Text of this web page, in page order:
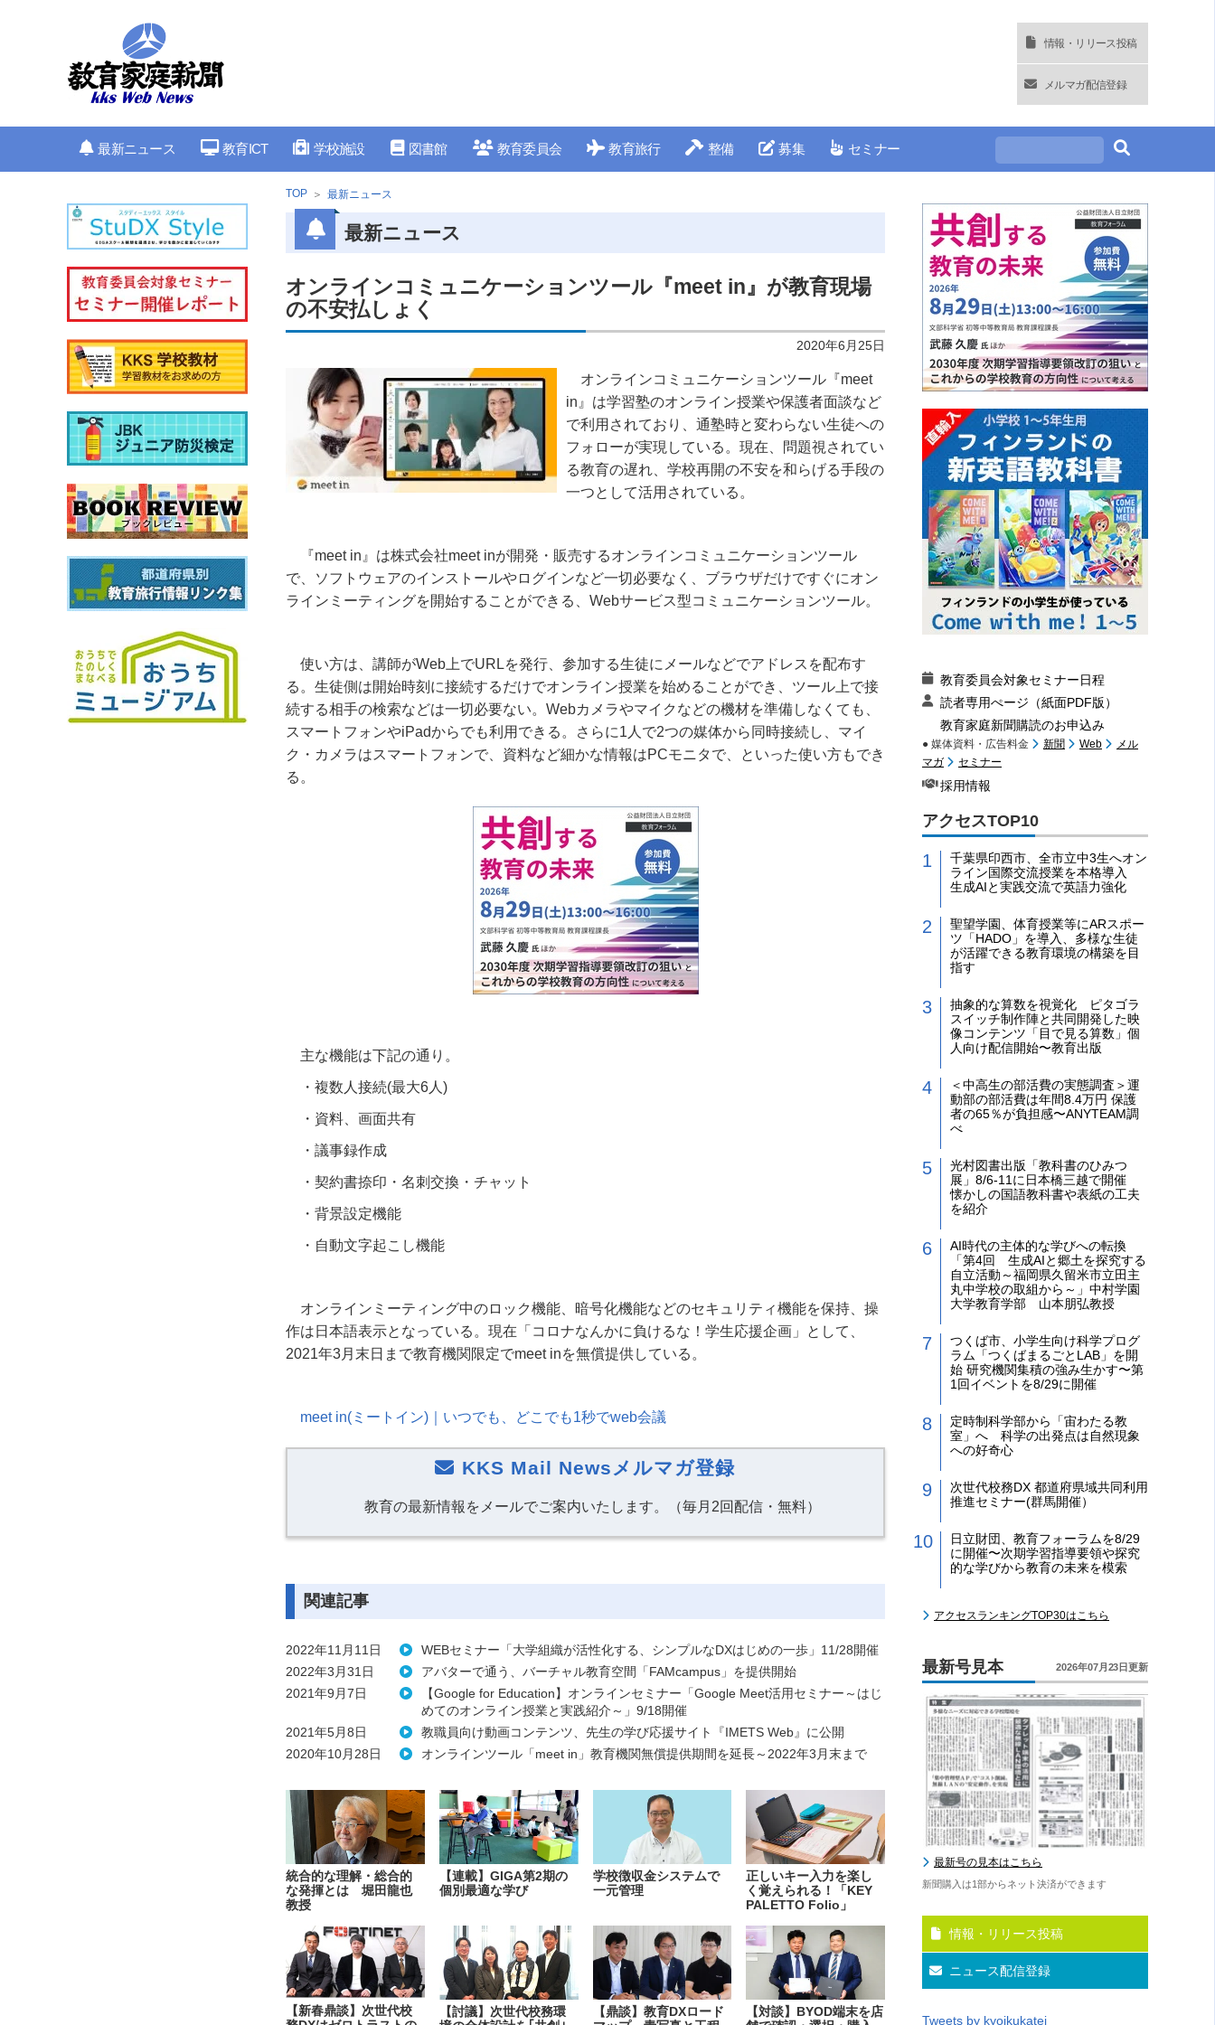
情報・リリース投稿
メルマガ配信登録
最新ニュース 教育ICT 学校施設 図書館 教育委員会 教育旅行 整備 募集 セミナー
TOP 最新ニュース
最新ニュース
オンラインコミュニケーションツール『meet in』が教育現場
の不安払しょく
2020年6月25日
オンラインコミュニケーションツール『meet
in 』は学習塾のオンライン授業や保護者面談など
で利用されており、通塾時と変わらない生徒への
フォローが実現している。現在、問題視されてい
る教育の遅れ、学校再開の不安を和らげる手段の
一つとして活用されている。
『meet in 』は株式会社meet inが開発・販売するオンラインコミュニケーションツール
で、ソフトウェアのインストールやログインなど一切必要なく、ブラウザだけですぐにオン
ラインミーティングを開始することができる、 Webサービス型コミュニケーションツール。
使い方は、講師がWeb 上でURLを発行、参加する生徒にメールなどでアドレスを配布す
る。生徒側は開始時刻に接続するだけでオンライン授業を始めることができ、ツール上で接
続する相手の検索などは一切必要ない。 Webカメラやマイクなどの機材を準備しなくても、
スマートフォンやiPadからでも利用できる。さらに1 人で2つの媒体から同時接続し、マイ
ク・カメラはスマートフォンで、資料など細かな情報はPCモニタで、といった使い方もでき
る。
主な機能は下記の通り。
・複数人接続(最大6 人 )
・資料、画面共有
・議事録作成
・契約書捺印・名刺交換・チャット
・背景設定機能
・自動文字起こし機能
オンラインミーティング中のロック機能、暗号化機能などのセキュリティ機能を保持、操
作は日本語表示となっている。現在「コロナなんかに負けるな！学生応援企画」として、
2021年3月末日まで教育機関限定でmeet inを無償提供している。
meet in(ミートイン) ｜いつでも、どこでも1秒でweb会議
KKS Mail Newsメルマガ登録
教育の最新情報をメールでご案内いたします。（毎月2回配信・無料）
関連記事
2022年11月11日
WEBセミナー「大学組織が活性化する、シンプルなDXはじめの一歩」11/28開催
2022年3月31日
アバターで通う、バーチャル教育空間「FAMcampus」を提供開始
2021年9月7日
【Google for Education】オンラインセミナー「Google Meet活用セミナー～はじ
めてのオンライン授業と実践紹介～」9/18開催
2021年5月8日
教職員向け動画コンテンツ、先生の学び応援サイト『IMETS Web』に公開
2020年10月28日
オンラインツール「meet in」教育機関無償提供期間を延長～2022年3月末まで
統合的な理解・総合的
な発揮とは 堀田龍也
教授
【連載】GIGA第2期の
個別最適な学び
学校徴収金システムで
一元管理
正しいキー入力を楽し
く覚えられる！「KEY
PALETTO Folio」
【新春鼎談】次世代校
【討議】次世代校務環
【鼎談】教育DXロード
【対談】BYOD端末を店
教育委員会対象セミナー日程
読者専用ぺージ（紙面PDF版）
教育家庭新聞購読のお申込み
● 媒体資料・広告料金 新聞 Web
メル
マガ
セミナー
採用情報
アクセスTOP10
千葉県印西市、全市立中3生へオン
ライン国際交流授業を本格導入
生成AIと実践交流で英語力強化
聖望学園、体育授業等にARスポー
ツ「HADO」を導入、多様な生徒
が活躍できる教育環境の構築を目
指す
抽象的な算数を視覚化 ピタゴラ
スイッチ制作陣と共同開発した映
像コンテンツ「目で見る算数」個
人向け配信開始〜教育出版
＜中高生の部活費の実態調査＞運
動部の部活費は年間8.4万円 保護
者の65％が負担感〜ANYTEAM調
べ
光村図書出版「教科書のひみつ
展」8/6-11に日本橋三越で開催
懐かしの国語教科書や表紙の工夫
を紹介
AI時代の主体的な学びへの転換
「第4回 生成AIと郷土を探究する
自立活動～福岡県久留米市立田主
丸中学校の取組から～」中村学園
大学教育学部 山本朋弘教授
つくば市、小学生向け科学プログ
ラム「つくばまるごとLAB」を開
始 研究機関集積の強み生かす〜第
1回イベントを8/29に開催
定時制科学部から「宙わたる教
室」へ 科学の出発点は自然現象
への好奇心
次世代校務DX 都道府県域共同利用
推進セミナー(群馬開催）
日立財団、教育フォーラムを8/29
に開催〜次期学習指導要領や探究
的な学びから教育の未来を模索
アクセスランキングTOP30はこちら
最新号見本 2026年07月23日更新
最新号の見本はこちら
新聞購入は1部からネット決済ができます
情報・リリース投稿
ニュース配信登録
Tweets by kyoikukatei